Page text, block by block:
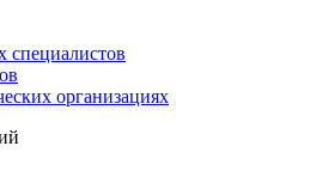
специалистов
организациях